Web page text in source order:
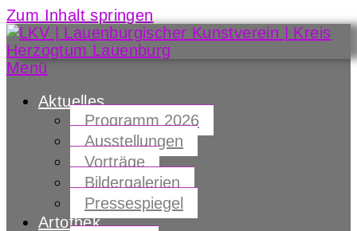
Zum Inhalt springen
Menü
Aktuelles
Programm 2026
Ausstellungen
Vorträge
Bildergalerien
Pressespiegel
Artothek